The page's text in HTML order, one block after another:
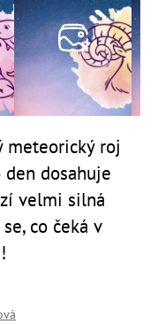
meteorický roj
dosahuje
velmi silná
co čeká v